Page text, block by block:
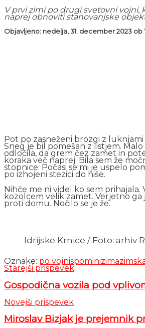
V prvi zimi po drugi svetovni vojni,
naprej obnoviti stanovanjske
Objavljeno: nedelja, 31. december 2023
Pot po zasneženi brozgi z
Sneg je bil pomešan z listjem.
odločila, da grem čez zamet in
koraka več naprej. Bila sem že
stopnice. Počasi se mi je uspelo
po izhojeni stezici do hiše.
Nihče me ni videl ko sem prihajala.
kozolcem velik zamet. Verjetno
proti domu. Nočilo se je že.
Idrijske Krnice / Foto: arhiv
Oznake: po vojnispominizima
Starejši prispevek
Gospodična vozila pod
Novejši prispevek
Miroslav Bizjak je prejemnik